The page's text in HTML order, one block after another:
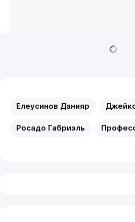
Елеусинов Данияр
Росадо Габриэль